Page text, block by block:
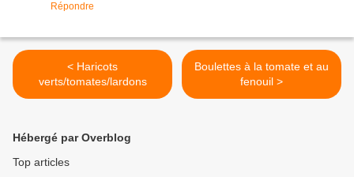
Répondre
< Haricots
verts/tomates/lardons
Boulettes à la tomate et au
fenouil >
Hébergé par Overblog
Top articles